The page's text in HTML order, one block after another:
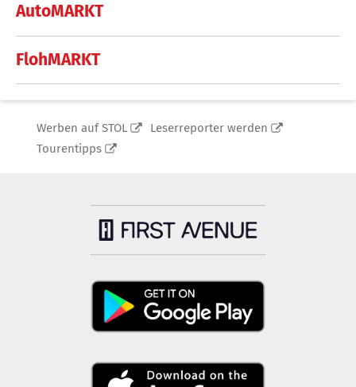
AutoMARKT
FlohMARKT
Werben auf STOL
Leserreporter werden
Tourentipps